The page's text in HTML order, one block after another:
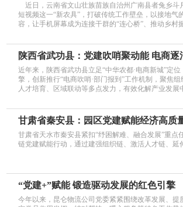
近日，云南省文山壮族苗族自治州广南县者兔乡斗
短视频这一“新农具”，打破传统工作壁垒，以接地气
容，让手机屏幕成为连接干群的“连心桥”、推动乡村
陕西省武功县：党建吹哨聚动能 电商逐
近年来，陕西省武功县立足“中华农都·电商新城”定
擎，创新推行“电商吹哨·部门报到”工作机制，聚焦组
人才培育、区域联动等多点发力，有效化解产业发展
甘肃省秦安县：园区党建赋能经济高质
甘肃省天水市秦安县紧扣“纾困解难、融合发展”重点
链党建赋能行动，通过建强组织链、激活人才链、延
“党建+”赋能 锻造驱动发展的红色引擎
今年以来，昆仑物流公司党委紧紧围绕改革发展、提